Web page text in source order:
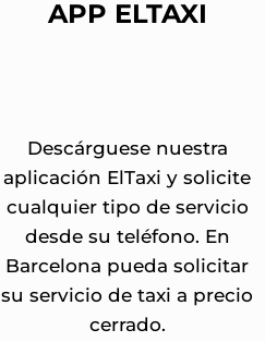
APP ELTAXI
Descárguese nuestra
aplicación ElTaxi y solicite
cualquier tipo de servicio
desde su teléfono. En
Barcelona pueda solicitar
su servicio de taxi a precio
cerrado.